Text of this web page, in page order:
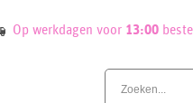
Op werkdagen voor 13:00